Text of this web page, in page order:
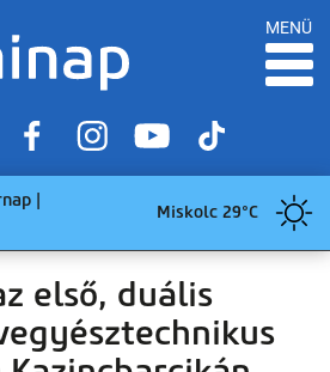
MENÜ
|
Miskolc 29°C
első, duális